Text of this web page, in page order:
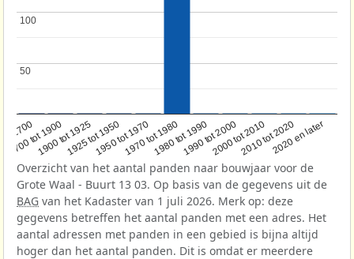
1700
1700 tot 1900
1900 tot 19251925 tot 19501950 tot 19701970 tot 19801980 tot 19901990 tot 20002000 tot 20102010 tot 20202020 en later
50
50
100
100
Overzicht van het aantal panden naar bouwjaar voor de
Grote Waal - Buurt 13 03. Op basis van de gegevens uit de
BAG van het Kadaster van 1 juli 2026. Merk op: deze
gegevens betreffen het aantal panden met een adres. Het
aantal adressen met panden in een gebied is bijna altijd
hoger dan het aantal panden. Dit is omdat er meerdere